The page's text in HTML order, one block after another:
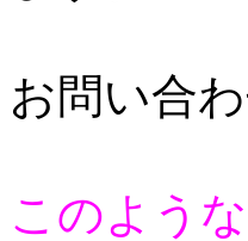
お問い合
このよう